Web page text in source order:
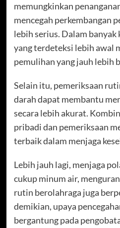
memungkinkan
mencegah perkembangan
lebih serius. Dalam banyak
yang terdeteksi lebih awal
pemulihan yang jauh lebih
Selain itu, pemeriksaan
darah dapat membantu
secara lebih akurat.
pribadi dan pemeriksaan
terbaik dalam menjaga
Lebih jauh lagi, menjaga
cukup minum air,
rutin berolahraga juga
demikian, upaya
bergantung pada